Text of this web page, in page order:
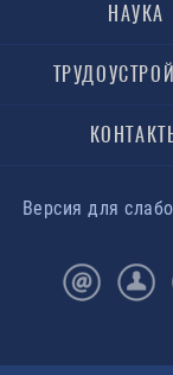
НАУКА
Версия для